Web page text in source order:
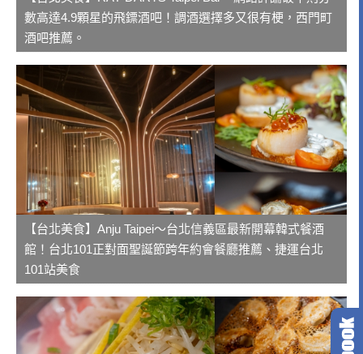
數高達4.9顆星的飛鏢酒吧！調酒選擇多又很有梗，西門町
酒吧推薦。
【台北美食】Anju Taipei～台北信義區最新開幕韓式餐酒
館！台北101正對面聖誕節跨年約會餐廳推薦、捷運台北
101站美食